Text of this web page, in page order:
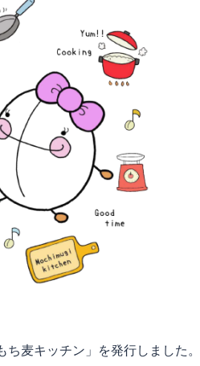
麦キッチン」を発行しました。